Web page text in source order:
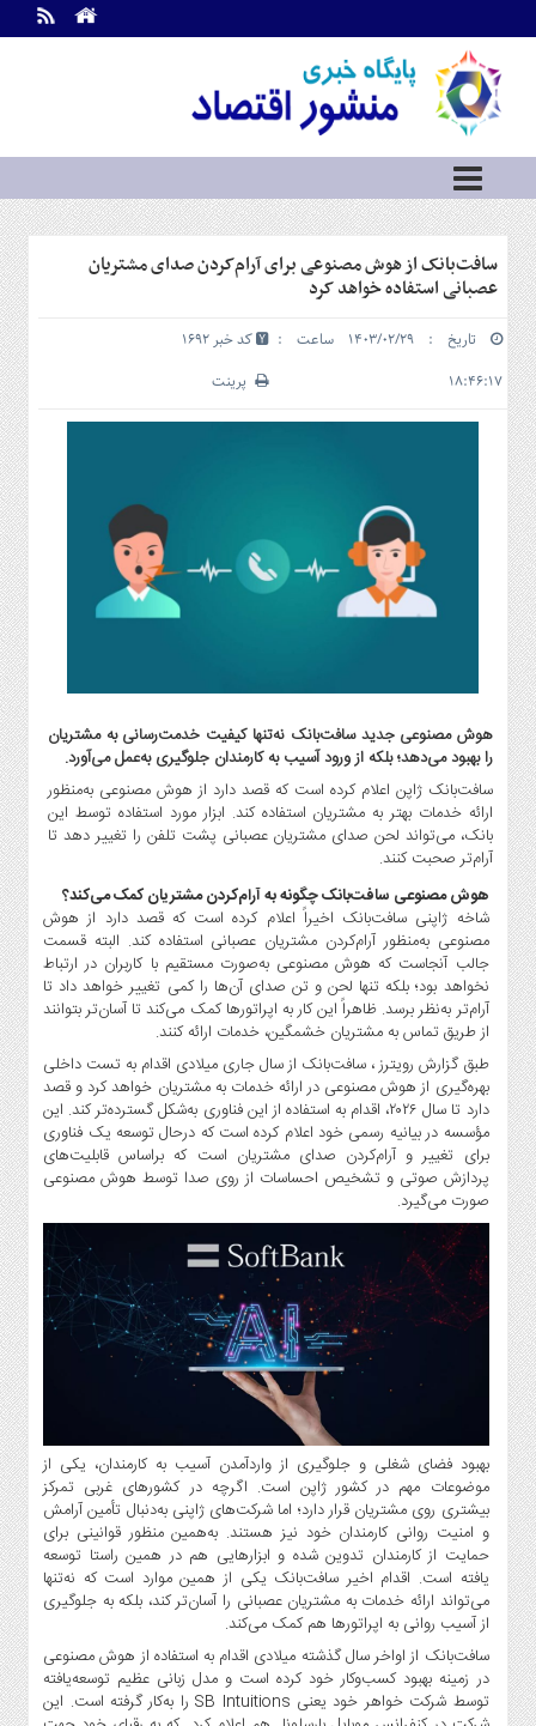
اطلاعات
تماس
ما
درباره
ما
سرویس
ها
خانه
سرمایه
و
بورس
و
شهری
گاز
و
پتروشیمی
و
خودرو
آپ
و
فن
آوری
بانک
،
بیمه
و
ارز
دیجیتال
کشاورزی
و
صنایع
غذایی
سیاسی
و
بین
الملل
نگاه
روز
گوناگون
سافت‌بانک از هوش مصنوعی برای آرام‌کردن صدای مشتریان
عصبانی استفاده خواهد کرد
تاریخ : ۱۴۰۳/۰۲/۲۹ ساعت :
۱۸:۴۶:۱۷
کد خبر 1692
پرینت
هوش مصنوعی جدید سافت‌بانک نه‌تنها کیفیت خدمت‌رسانی به مشتریان
را بهبود می‌دهد؛ بلکه از ورود آسیب به کارمندان جلوگیری به‌عمل می‌آورد.
سافت‌بانک ژاپن اعلام کرده است که قصد دارد از هوش مصنوعی به‌منظور
ارائه خدمات بهتر به مشتریان استفاده کند. ابزار مورد استفاده توسط این
بانک، می‌تواند لحن صدای مشتریان عصبانی پشت تلفن را تغییر دهد تا
آرام‌تر صحبت کنند.
هوش مصنوعی سافت‌بانک چگونه به آرام‌کردن مشتریان کمک می‌کند؟
شاخه ژاپنی سافت‌بانک اخیراً اعلام کرده است که قصد دارد از هوش
مصنوعی به‌منظور آرام‌کردن مشتریان عصبانی استفاده کند. البته قسمت
جالب آنجاست که هوش مصنوعی به‌صورت مستقیم با کاربران در ارتباط
نخواهد بود؛ بلکه تنها لحن و تن صدای آن‌ها را کمی تغییر خواهد داد تا
آرام‌تر به‌نظر برسد. ظاهراً این کار به اپراتورها کمک می‌کند تا آسان‌تر بتوانند
از طریق تماس به مشتریان خشمگین، خدمات ارائه کنند.
طبق گزارش رویترز ، سافت‌بانک از سال جاری میلادی اقدام به تست داخلی
بهره‌گیری از هوش مصنوعی در ارائه خدمات به مشتریان خواهد کرد و قصد
دارد تا سال ۲۰۲۶، اقدام به استفاده از این فناوری به‌شکل گسترده‌تر کند. این
مؤسسه در بیانیه رسمی خود اعلام کرده است که درحال توسعه یک فناوری
برای تغییر و آرام‌کردن صدای مشتریان است که براساس قابلیت‌های
پردازش صوتی و تشخیص احساسات از روی صدا توسط هوش مصنوعی
صورت می‌گیرد.
بهبود فضای شغلی و جلوگیری از واردآمدن آسیب به کارمندان، یکی از
موضوعات مهم در کشور ژاپن است. اگرچه در کشورهای غربی تمرکز
بیشتری روی مشتریان قرار دارد؛ اما شرکت‌های ژاپنی به‌دنبال تأمین آرامش
و امنیت روانی کارمندان خود نیز هستند. به‌همین منظور قوانینی برای
حمایت از کارمندان تدوین شده و ابزارهایی هم در همین راستا توسعه
یافته است. اقدام اخیر سافت‌بانک یکی از همین موارد است که نه‌تنها
می‌تواند ارائه خدمات به مشتریان عصبانی را آسان‌تر کند، بلکه به جلوگیری
از آسیب روانی به اپراتورها هم کمک می‌کند.
سافت‌بانک از اواخر سال گذشته میلادی اقدام به استفاده از هوش مصنوعی
در زمینه بهبود کسب‌وکار خود کرده است و مدل زبانی عظیم توسعه‌یافته
توسط شرکت خواهر خود یعنی SB Intuitions را به‌کار گرفته است. این